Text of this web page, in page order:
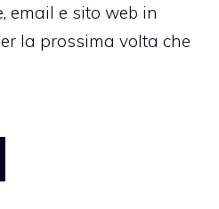
email e sito web in
la prossima volta che